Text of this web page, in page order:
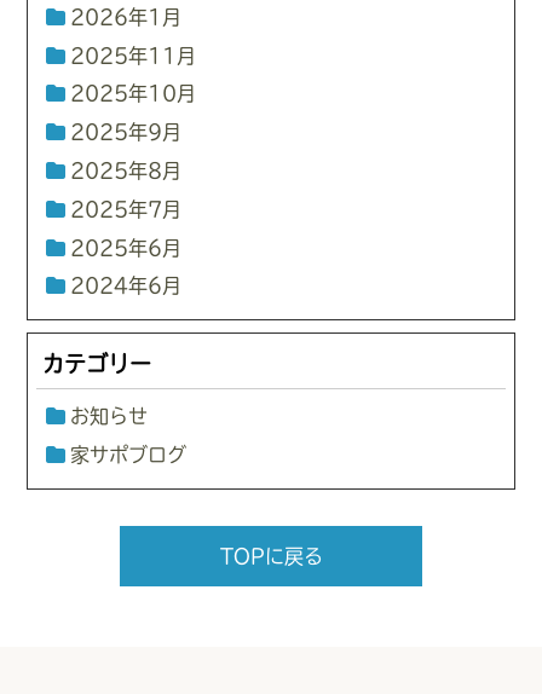
2026年1月
2025年11月
2025年10月
2025年9月
2025年8月
2025年7月
2025年6月
2024年6月
カテゴリー
お知らせ
家サポブログ
TOPに戻る